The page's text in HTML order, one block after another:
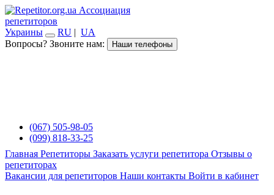
Ассоциация
репетиторов
Украины
RU | UA
Вопросы? Звоните нам:
Наши телефоны
(067) 505-98-05
(099) 818-33-25
Главная Репетиторы Заказать услуги репетитора Отзывы о
репетиторах
Вакансии для репетиторов Наши контакты Войти в кабинет